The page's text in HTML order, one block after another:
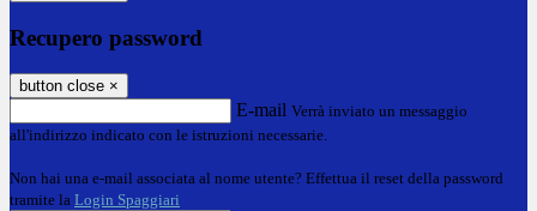
Recupero password
button close ×
E-mail Verrà inviato un messaggio
all'indirizzo indicato con le istruzioni necessarie.
Non hai una e-mail associata al nome utente? Effettua il reset della password
tramite la Login Spaggiari